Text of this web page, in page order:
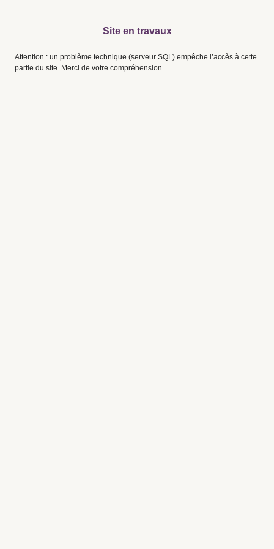
Site en travaux
Attention : un problème technique (serveur SQL) empêche l’accès à cette
partie du site. Merci de votre compréhension.